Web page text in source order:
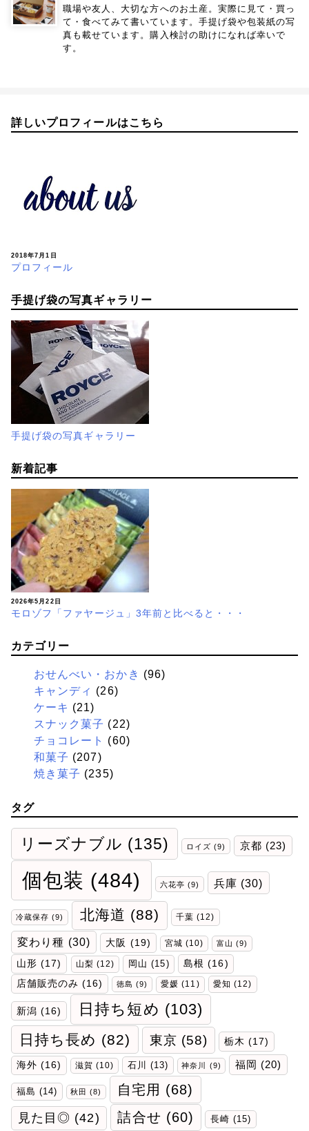
職場や友人、大切な方へのお土産。実際に見て・買っ
て・食べてみて書いています。手提げ袋や包装紙の写
真も載せています。購入検討の助けになれば幸いで
す。
詳しいプロフィールはこちら
2018年7月1日
プロフィール
手提げ袋の写真ギャラリー
手提げ袋の写真ギャラリー
新着記事
2026年5月22日
モロゾフ「ファヤージュ」3年前と比べると・・・
カテゴリー
おせんべい・おかき (96)
キャンディ (26)
ケーキ (21)
スナック菓子 (22)
チョコレート
(60)
和菓子 (207)
焼き菓子 (235)
タグ
リーズナブル (135) ロイズ (9) 京都 (23)
個包装 (484) 六花亭 (9) 兵庫 (30)
冷蔵保存 (9) 北海道 (88) 千葉 (12)
変わり種 (30) 大阪 (19) 宮城 (10) 富山 (9)
山形 (17) 山梨 (12) 岡山 (15) 島根 (16)
店舗販売のみ (16) 徳島 (9) 愛媛 (11) 愛知 (12)
新潟 (16) 日持ち短め (103)
日持ち長め (82) 東京 (58) 栃木 (17)
海外 (16) 滋賀 (10) 石川 (13) 神奈川 (9) 福岡 (20)
福島 (14) 秋田 (8) 自宅用 (68)
見た目◎ (42) 詰合せ (60) 長崎 (15)